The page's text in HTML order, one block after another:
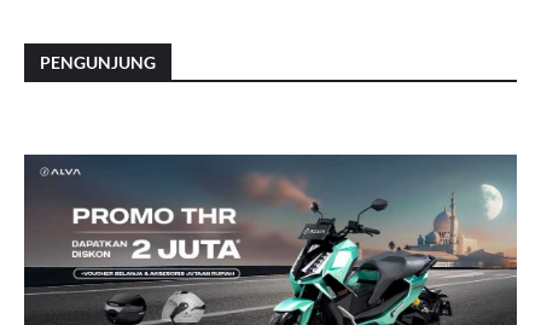
PENGUNJUNG